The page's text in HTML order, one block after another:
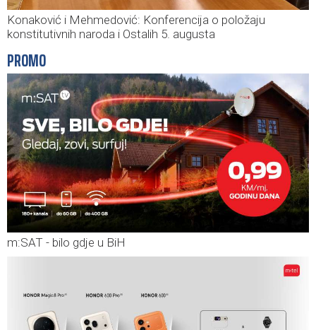
Konaković i Mehmedović: Konferencija o položaju
konstitutivnih naroda i Ostalih 5. augusta
PROMO
m:SAT - bilo gdje u BiH